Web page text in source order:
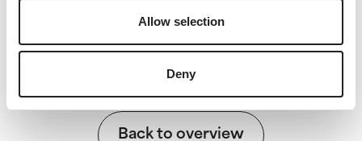
Allow selection
Deny
Back to overview